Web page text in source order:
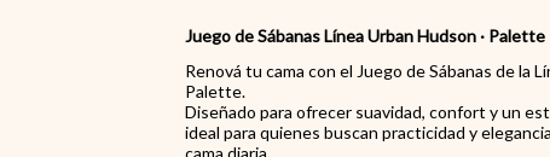
Juego de Sábanas Línea Urban Hudson · Palette
Renová tu cama con el Juego de Sábanas de la
Palette.
Diseñado para ofrecer suavidad, confort y un
ideal para quienes buscan practicidad y
cama diaria.